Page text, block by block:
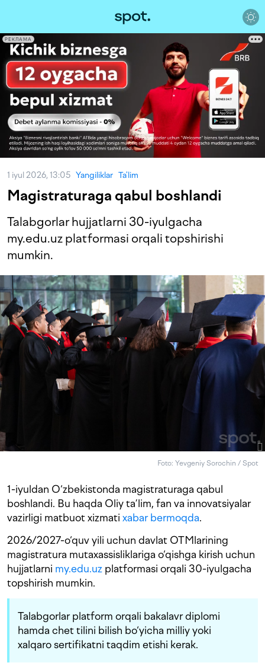
РЕКЛАМА
1 iyul 2026, 13:05 Yangiliklar Ta'lim
Magistraturaga qabul boshlandi
Talabgorlar hujjatlarni 30-iyulgacha
my.edu.uz platformasi orqali topshirishi
mumkin.
Foto: Yevgeniy Sorochin / Spot
1-iyuldan O‘zbekistonda magistraturaga qabul
boshlandi. Bu haqda Oliy ta’lim, fan va innovatsiyalar
vazirligi matbuot xizmati xabar bermoqda.
2026/2027-o‘quv yili uchun davlat OTMlarining
magistratura mutaxassisliklariga o‘qishga kirish uchun
hujjatlarni my.edu.uz platformasi orqali 30-iyulgacha
topshirish mumkin.
Talabgorlar platform orqali bakalavr diplomi
hamda chet tilini bilish bo‘yicha milliy yoki
xalqaro sertifikatni taqdim etishi kerak.